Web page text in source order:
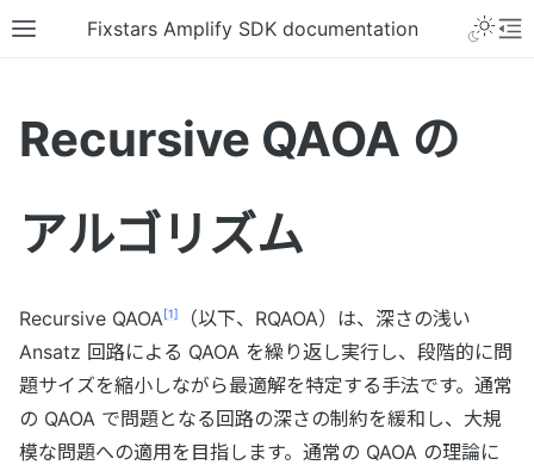
Fixstars Amplify SDK documentation
Recursive QAOA の
アルゴリズム
Recursive QAOA[1]
（以下、RQAOA）は、深さの浅い
Ansatz 回路による QAOA を繰り返し実行し、段階的に問
題サイズを縮小しながら最適解を特定する手法です。通常
の QAOA で問題となる回路の深さの制約を緩和し、大規
模な問題への適用を目指します。通常の QAOA の理論に